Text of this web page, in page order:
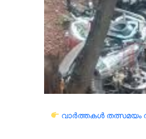
വാർത്തകൾ തത്സമയം